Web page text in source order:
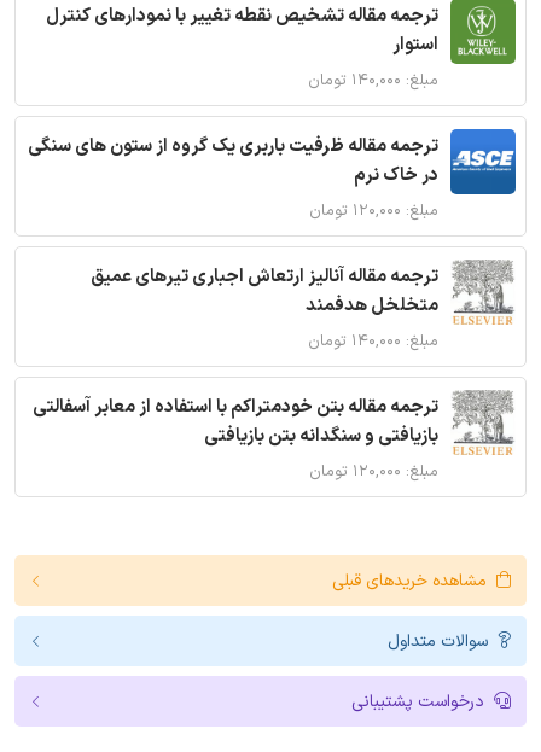
ترجمه مقاله تشخیص نقطه تغییر با نمودارهای کنترل
استوار
مبلغ: ۱۴۰,۰۰۰ تومان
ترجمه مقاله ظرفیت باربری یک گروه از ستون های سنگی
در خاک نرم
مبلغ: ۱۲۰,۰۰۰ تومان
ترجمه مقاله آنالیز ارتعاش اجباری تیرهای عمیق
متخلخل هدفمند
مبلغ: ۱۴۰,۰۰۰ تومان
ترجمه مقاله بتن خودمتراکم با استفاده از معابر آسفالتی
بازیافتی و سنگدانه بتن بازیافتی
مبلغ: ۱۲۰,۰۰۰ تومان
مشاهده خریدهای قبلی
سوالات متداول
درخواست پشتیبانی